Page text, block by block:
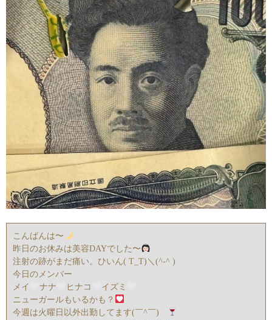
こんばんは〜
昨日のお休みは美容DAYでした〜
注射の跡がまだ痛い。ひいん( T_T)＼(^-^ )
今日のメンバー
メイ
ナナ ヒナコ
イズミ
ニューガールもいるかも？
今週は火曜日以外出勤してます(￣^￣)ゞ